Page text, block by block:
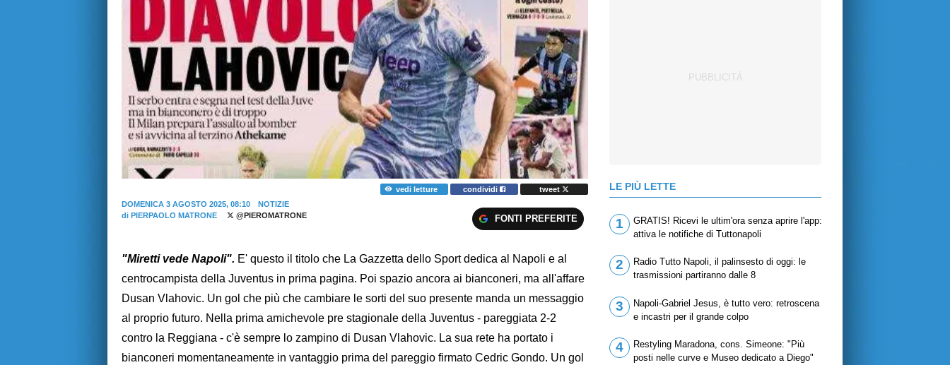
vedi letture condividi
tweet
DOMENICA 3 AGOSTO 2025, 08:10
NOTIZIE
di PIERPAOLO MATRONE @PIEROMATRONE FONTI PREFERITE
"Miretti vede Napoli". E' questo il titolo che La Gazzetta dello Sport dedica al Napoli e al
centrocampista della Juventus in prima pagina. Poi spazio ancora ai bianconeri, ma all'affare
Dusan Vlahovic. Un gol che più che cambiare le sorti del suo presente manda un messaggio
al proprio futuro. Nella prima amichevole pre stagionale della Juventus - pareggiata 2-2
contro la Reggiana - c'è sempre lo zampino di Dusan Vlahovic. La sua rete ha portato i
bianconeri momentaneamente in vantaggio prima del pareggio firmato Cedric Gondo. Un gol
LE PIÙ LETTE
1
GRATIS! Ricevi le ultim'ora senza aprire l'app:
attiva le notifiche di Tuttonapoli
2
Radio Tutto Napoli, il palinsesto di oggi: le
trasmissioni partiranno dalle 8
3
Napoli-Gabriel Jesus, è tutto vero: retroscena
e incastri per il grande colpo
4
Restyling Maradona, cons. Simeone: "Più
posti nelle curve e Museo dedicato a Diego"